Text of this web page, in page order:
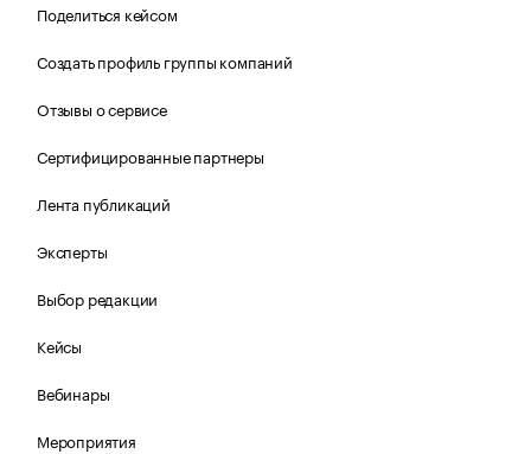
Поделиться кейсом
Создать профиль группы компаний
Отзывы о сервисе
Сертифицированные партнеры
Лента публикаций
Эксперты
Выбор редакции
Кейсы
Вебинары
Мероприятия